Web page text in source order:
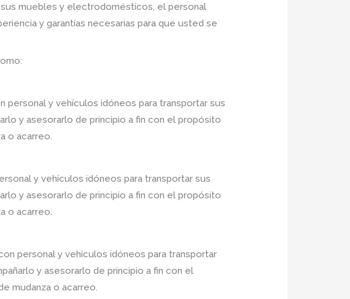
muebles y electrodomésticos, el personal
y garantías necesarias para que usted se
personal y vehículos idóneos para transportar sus
y asesorarlo de principio a fin con el propósito
o acarreo.
y vehículos idóneos para transportar sus
y asesorarlo de principio a fin con el propósito
o acarreo.
personal y vehículos idóneos para transportar
y asesorarlo de principio a fin con el
mudanza o acarreo.